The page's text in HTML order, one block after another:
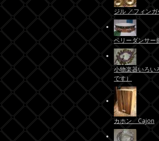
ジル ／フィン
ベリーダンサー
小物楽器いろい
です）
カホン Cajon